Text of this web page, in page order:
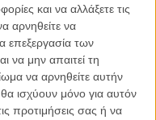
και να αλλάξετε τις
αρνηθείτε να
επεξεργασία των
να μην απαιτεί τη
να αρνηθείτε αυτήν
ισχύουν μόνο για αυτόν
προτιμήσεις σας ή να
S.A., σε
την Aegean,
ο Χριστόφορος
ανήκει, όπως και το «Αν...»,